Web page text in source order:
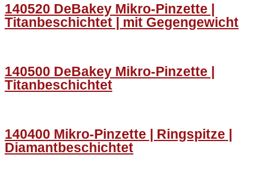
140520 DeBakey Mikro-Pinzette |
Titanbeschichtet | mit Gegengewicht
140500 DeBakey Mikro-Pinzette |
Titanbeschichtet
140400 Mikro-Pinzette | Ringspitze |
Diamantbeschichtet